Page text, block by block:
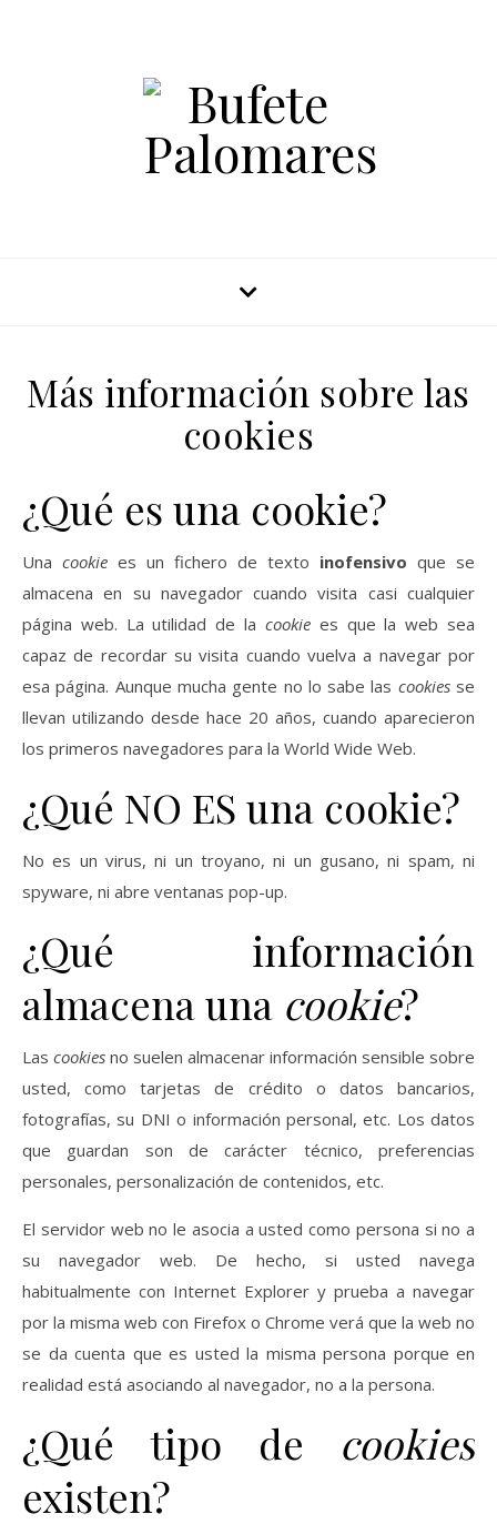
Más información sobre las
cookies
¿Qué es una cookie?
Una cookie es un fichero de texto inofensivo que se
almacena en su navegador cuando visita casi cualquier
página web. La utilidad de la cookiees que la web sea
capaz de recordar su visita cuando vuelva a navegar por
esa página. Aunque mucha gente no lo sabe las cookiesse
llevan utilizando desde hace 20 años, cuando aparecieron
los primeros navegadores para la World Wide Web.
¿Qué NO ES una cookie?
No es un virus, ni un troyano, ni un gusano, ni spam, ni
spyware, ni abre ventanas pop-up.
¿Qué información
almacena una cookie?
Las cookies no suelen almacenar información sensible sobre
usted, como tarjetas de crédito o datos bancarios,
fotografías, su DNI o información personal, etc. Los datos
que guardan son de carácter técnico, preferencias
personales, personalización de contenidos, etc.
El servidor web no le asocia a usted como persona si no a
su navegador web. De hecho, si usted navega
habitualmente con Internet Explorer y prueba a navegar
por la misma web con Firefox o Chrome verá que la web no
se da cuenta que es usted la misma persona porque en
realidad está asociando al navegador, no a la persona.
¿Qué tipo de cookies
existen?